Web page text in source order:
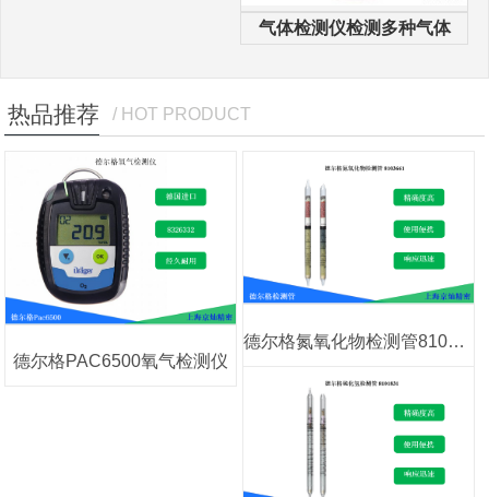
气体检测仪检测多种气体
热品推荐 / HOT PRODUCT
德尔格PAC6500氧气检测仪
德尔格氮氧化物检测管8103661